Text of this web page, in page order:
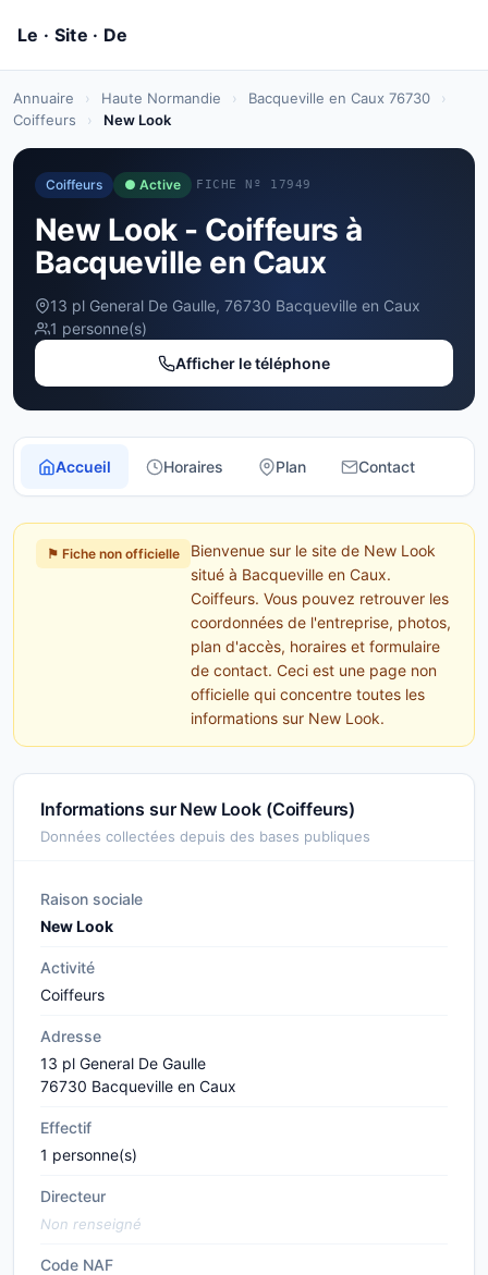
Annuaire › Haute Normandie › Bacqueville en Caux 76730
›
Coiffeurs
› New Look
Coiffeurs ● Active FICHE Nº 17949
New Look - Coiffeurs à
Bacqueville en Caux
13 pl General De Gaulle, 76730 Bacqueville en Caux
1 personne(s)
Afficher le téléphone
Accueil Horaires Plan Contact
⚑ Fiche non officielle
Bienvenue sur le site de New Look
situé à Bacqueville en Caux.
Coiffeurs. Vous pouvez retrouver les
coordonnées de l'entreprise, photos,
plan d'accès, horaires et formulaire
de contact. Ceci est une page non
officielle qui concentre toutes les
informations sur New Look.
Informations sur New Look (Coiffeurs)
Données collectées depuis des bases publiques
Raison sociale
New Look
Activité
Coiffeurs
Adresse
13 pl General De Gaulle
76730 Bacqueville en Caux
Effectif
1 personne(s)
Directeur
Non renseigné
Code NAF